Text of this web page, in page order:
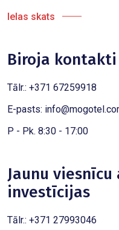
Ielas skats
Biroja kontakti
Tālr.: +371 67259918
E-pasts:
P - Pk. 8:30 - 17:00
Jaunu
investīcijas
Tālr.: +371 27993046